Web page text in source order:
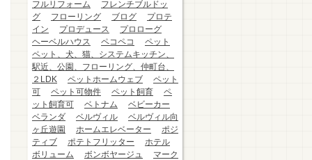
フルリフォーム
フレンチブルドッ
グ
フローリング ブログ
プロテ
イン
プロデュース
プロローグ
ヘーベルハウス
ペコペコ
ペット
ペット、犬、猫、システムキッチン、
駅近、公園、フローリング、仲町台、
２LDK
ペットホームウェブ
ペット
可
ペット可物件 ペット飼育
ペ
ット飼育可
ベトナム
ベビーカー
ベランダ
ベルヴィル
ベルヴィル向
ヶ丘遊園
ホームエレベーター
ポジ
ティブ
ポテトフリッター
ホテル
ボリューム
ボンボヤージュ
マーク